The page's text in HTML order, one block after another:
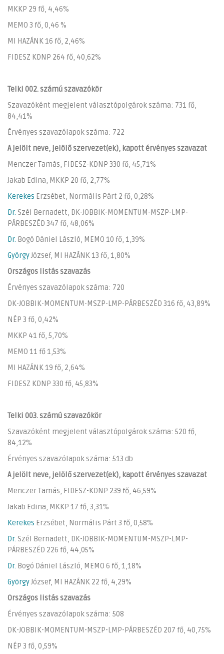
MKKP 29 fő, 4,46%
MEMO 3 fő, 0,46 %
MI HAZÁNK 16 fő, 2,46%
FIDESZ KDNP 264 fő, 40,62%
Telki 002. számú szavazókör
Szavazóként megjelent választópolgárok száma: 731 fő,
84,41%
Érvényes szavazólapok száma: 722
A jelölt neve, jelölő szervezet(ek), kapott érvényes szavazat
Menczer Tamás, FIDESZ-KDNP 330 fő, 45,71%
Jakab Edina, MKKP 20 fő, 2,77%
Kerekes Erzsébet, Normális Párt 2 fő, 0,28%
Dr. Szél Bernadett, DK-JOBBIK-MOMENTUM-MSZP-LMP-
PÁRBESZÉD 347 fő, 48,06%
Dr. Bogó Dániel László, MEMO 10 fő, 1,39%
GyörgyJózsef, MI HAZÁNK 13 fő, 1,80%
Országos listás szavazás
Érvényes szavazólapok száma: 720
DK-JOBBIK-MOMENTUM-MSZP-LMP-PÁRBESZÉD 316 fő, 43,89%
NÉP 3 fő, 0,42%
MKKP 41 fő, 5,70%
MEMO 11 fő 1,53%
MI HAZÁNK 19 fő, 2,64%
FIDESZ KDNP 330 fő, 45,83%
Telki 003. számú szavazókör
Szavazóként megjelent választópolgárok száma: 520 fő,
84,12%
Érvényes szavazólapok száma: 513 db
A jelölt neve, jelölő szervezet(ek), kapott érvényes szavazat
Menczer Tamás, FIDESZ-KDNP 239 fő, 46,59%
Jakab Edina, MKKP 17 fő, 3,31%
Kerekes Erzsébet, Normális Párt 3 fő, 0,58%
Dr. Szél Bernadett, DK-JOBBIK-MOMENTUM-MSZP-LMP-
PÁRBESZÉD 226 fő, 44,05%
Dr. Bogó Dániel László, MEMO 6 fő, 1,18%
GyörgyJózsef, MI HAZÁNK 22 fő, 4,29%
Országos listás szavazás
Érvényes szavazólapok száma: 508
DK-JOBBIK-MOMENTUM-MSZP-LMP-PÁRBESZÉD 207 fő, 40,75%
NÉP 3 fő, 0,59%